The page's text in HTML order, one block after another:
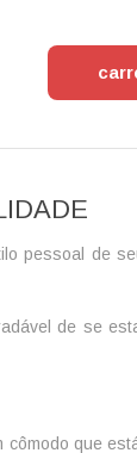
pessoal de
de se
que